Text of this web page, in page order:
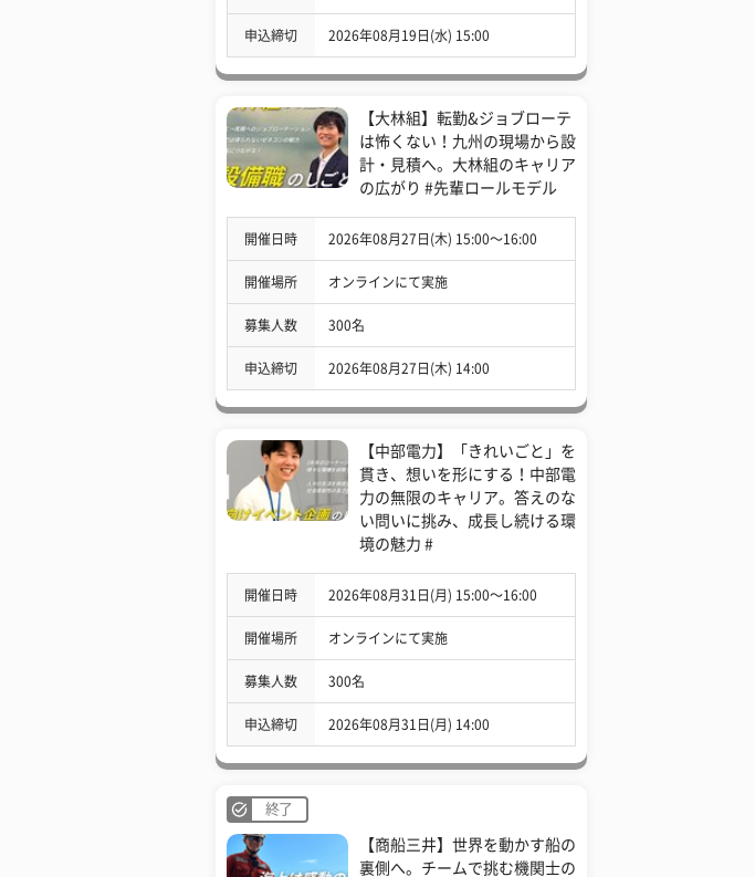
申込締切 2026年08月19日(水) 15:00
【大林組】転勤&ジョブローテ
は怖くない！九州の現場から設
計・見積へ。大林組のキャリア
の広がり #先輩ロールモデル
開催日時 2026年08月27日(木) 15:00〜16:00
開催場所 オンラインにて実施
募集人数 300名
申込締切 2026年08月27日(木) 14:00
【中部電力】「きれいごと」を
貫き、想いを形にする！中部電
力の無限のキャリア。答えのな
い問いに挑み、成長し続ける環
境の魅力 #
開催日時 2026年08月31日(月) 15:00〜16:00
開催場所 オンラインにて実施
募集人数 300名
申込締切 2026年08月31日(月) 14:00
終了
【商船三井】世界を動かす船の
裏側へ。チームで挑む機関士の